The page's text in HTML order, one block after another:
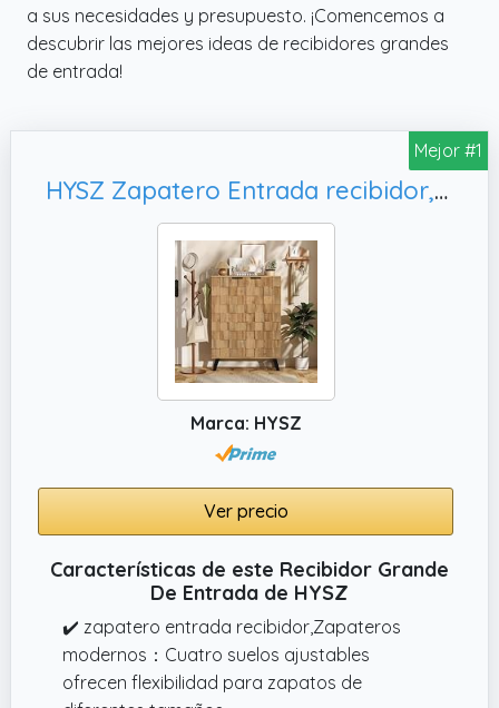
a sus necesidades y presupuesto. ¡Comencemos a
descubrir las mejores ideas de recibidores grandes
de entrada!
Mejor #1
HYSZ Zapatero Entrada recibidor,estantes Regulables
Marca: HYSZ
Ver precio
Características de este Recibidor Grande
De Entrada de HYSZ
✔️ zapatero entrada recibidor,Zapateros
modernos：Cuatro suelos ajustables
ofrecen flexibilidad para zapatos de